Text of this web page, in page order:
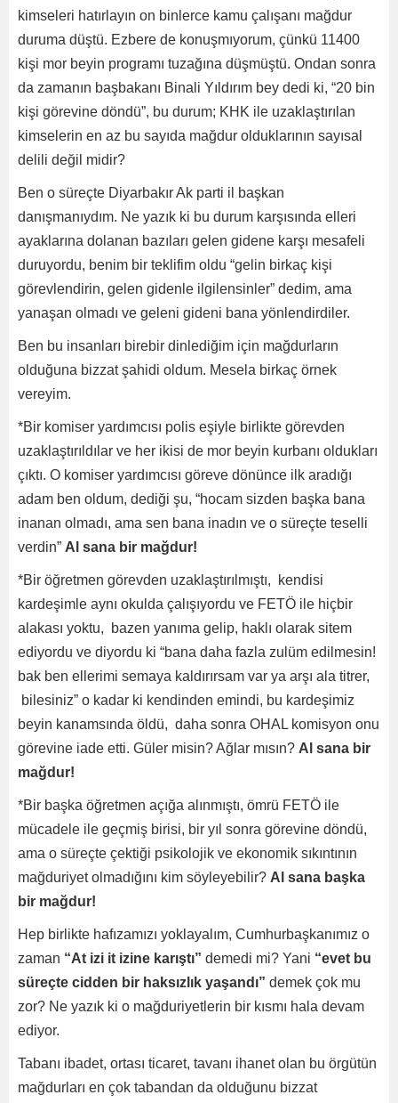
kimseleri hatırlayın on binlerce kamu çalışanı mağdur
duruma düştü. Ezbere de konuşmıyorum, çünkü 11400
kişi mor beyin programı tuzağına düşmüştü. Ondan sonra
da zamanın başbakanı Binali Yıldırım bey dedi ki, “20 bin
kişi görevine döndü”, bu durum; KHK ile uzaklaştırılan
kimselerin en az bu sayıda mağdur olduklarının sayısal
delili değil midir?
Ben o süreçte Diyarbakır Ak parti il başkan
danışmanıydım. Ne yazık ki bu durum karşısında elleri
ayaklarına dolanan bazıları gelen gidene karşı mesafeli
duruyordu, benim bir teklifim oldu “gelin birkaç kişi
görevlendirin, gelen gidenle ilgilensinler” dedim, ama
yanaşan olmadı ve geleni gideni bana yönlendirdiler.
Ben bu insanları birebir dinlediğim için mağdurların
olduğuna bizzat şahidi oldum. Mesela birkaç örnek
vereyim.
*Bir komiser yardımcısı polis eşiyle birlikte görevden
uzaklaştırıldılar ve her ikisi de mor beyin kurbanı oldukları
çıktı. O komiser yardımcısı göreve dönünce ilk aradığı
adam ben oldum, dediği şu, “hocam sizden başka bana
inanan olmadı, ama sen bana inadın ve o süreçte teselli
verdin” Al sana bir mağdur!
*Bir öğretmen görevden uzaklaştırılmıştı, kendisi
kardeşimle aynı okulda çalışıyordu ve FETÖ ile hiçbir
alakası yoktu, bazen yanıma gelip, haklı olarak sitem
ediyordu ve diyordu ki “bana daha fazla zulüm edilmesin!
bak ben ellerimi semaya kaldırırsam var ya arşı ala titrer,
bilesiniz” o kadar ki kendinden emindi, bu kardeşimiz
beyin kanamsında öldü, daha sonra OHAL komisyon onu
görevine iade etti. Güler misin? Ağlar mısın? Al sana bir
mağdur!
*Bir başka öğretmen açığa alınmıştı, ömrü FETÖ ile
mücadele ile geçmiş birisi, bir yıl sonra görevine döndü,
ama o süreçte çektiği psikolojik ve ekonomik sıkıntının
mağduriyet olmadığını kim söyleyebilir? Al sana başka
bir mağdur!
Hep birlikte hafızamızı yoklayalım, Cumhurbaşkanımız o
zaman “At izi it izine karıştı” demedi mi? Yani “evet bu
süreçte cidden bir haksızlık yaşandı” demek çok mu
zor? Ne yazık ki o mağduriyetlerin bir kısmı hala devam
ediyor.
Tabanı ibadet, ortası ticaret, tavanı ihanet olan bu örgütün
mağdurları en çok tabandan da olduğunu bizzat